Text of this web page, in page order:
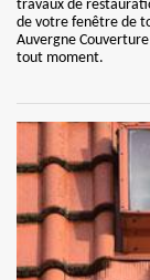
travaux de
de votre fenêtre de
Auvergne
tout moment.